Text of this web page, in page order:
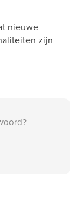
nieuwe
zijn